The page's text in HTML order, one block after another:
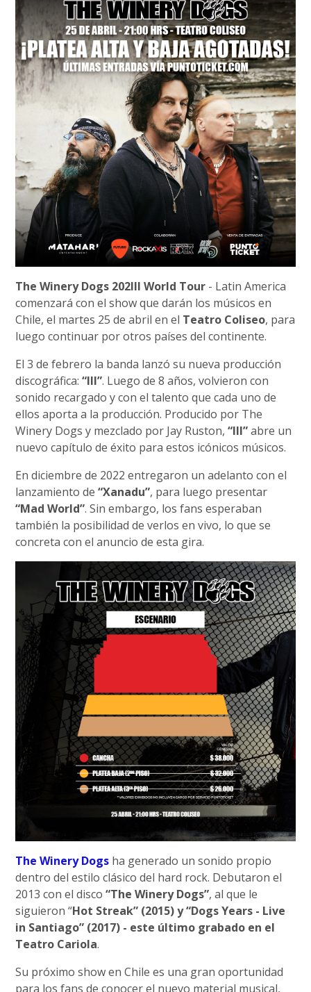
The Winery Dogs 202III World Tour - Latin America
comenzará con el show que darán los músicos en
Chile, el martes 25 de abril en el Teatro Coliseo, para
luego continuar por otros países del continente.
El 3 de febrero la banda lanzó su nueva producción
discográfica:“III”. Luego de 8 años, volvieron con
sonido recargado y con el talento que cada uno de
ellos aporta a la producción. Producido por The
Winery Dogs y mezclado por Jay Ruston,“III”abre un
nuevo capítulo de éxito para estos icónicos músicos.
En diciembre de 2022 entregaron un adelanto con el
lanzamiento de“Xanadu”, para luego presentar
“Mad World”. Sin embargo, los fans esperaban
también la posibilidad de verlos en vivo, lo que se
concreta con el anuncio de esta gira.
The Winery Dogs ha generado un sonido propio
dentro del estilo clásico del hard rock. Debutaron el
2013 con el disco“The Winery Dogs”, al que le
siguieron “Hot Streak” (2015) y “Dogs Years - Live
in Santiago” (2017) - este último grabado en el
Teatro Cariola.
Su próximo show en Chile es una gran oportunidad
para los fans de conocer el nuevo material musical,